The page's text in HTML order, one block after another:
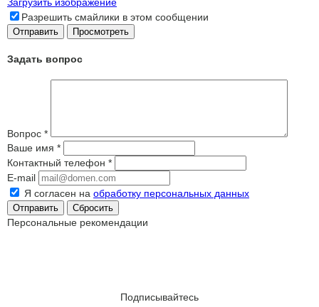
Разрешить смайлики в этом сообщении
Задать вопрос
Вопрос *
Ваше имя *
Контактный телефон *
E-mail
Я согласен на обработку персональных данных
Сбросить
Персональные рекомендации
Подписывайтесь